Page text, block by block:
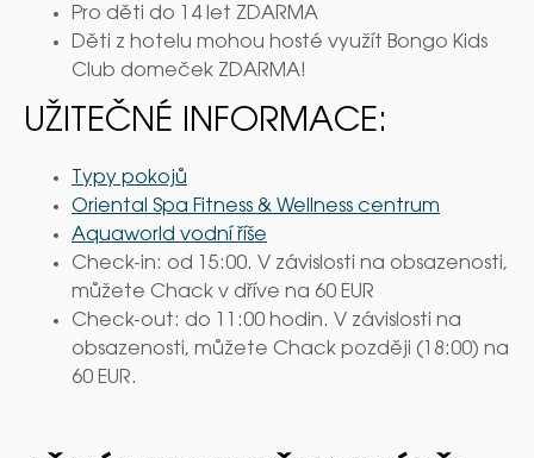
Pro děti do 14 let ZDARMA
Děti z hotelu mohou hosté využít Bongo Kids
Club domeček ZDARMA!
UŽITEČNÉ INFORMACE:
Typy pokojů
Oriental Spa Fitness & Wellness centrum
Aquaworld vodní říše
Check-in: od 15:00. V závislosti na obsazenosti,
můžete Chack v dříve na 60 EUR
Check-out: do 11:00 hodin. V závislosti na
obsazenosti, můžete Chack později (18:00) na
60 EUR.